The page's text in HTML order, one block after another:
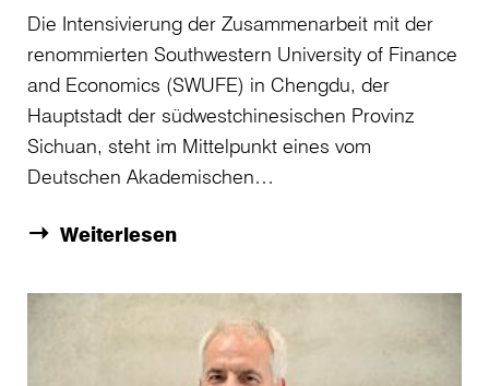
Die Intensivierung der Zusammenarbeit mit der
renommierten Southwestern University of Finance
and Economics (SWUFE) in Chengdu, der
Hauptstadt der südwestchinesischen Provinz
Sichuan, steht im Mittelpunkt eines vom
Deutschen Akademischen…
Weiterlesen